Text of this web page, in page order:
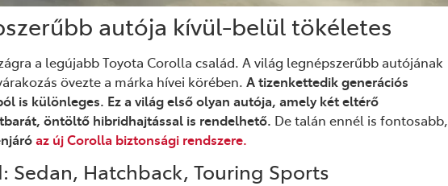
autója kívül-belül tökéletes
a legújabb Toyota Corolla család. A világ legnépszerűbb autójának
övezte a márka hívei körében. A tizenkettedik generációs
is különleges. Ez a világ első olyan autója, amely két eltérő
öntöltő hibridhajtással is rendelhető. De talán ennél is fontosabb,
az új Corolla biztonsági rendszere.
Sedan, Hatchback, Touring Sports